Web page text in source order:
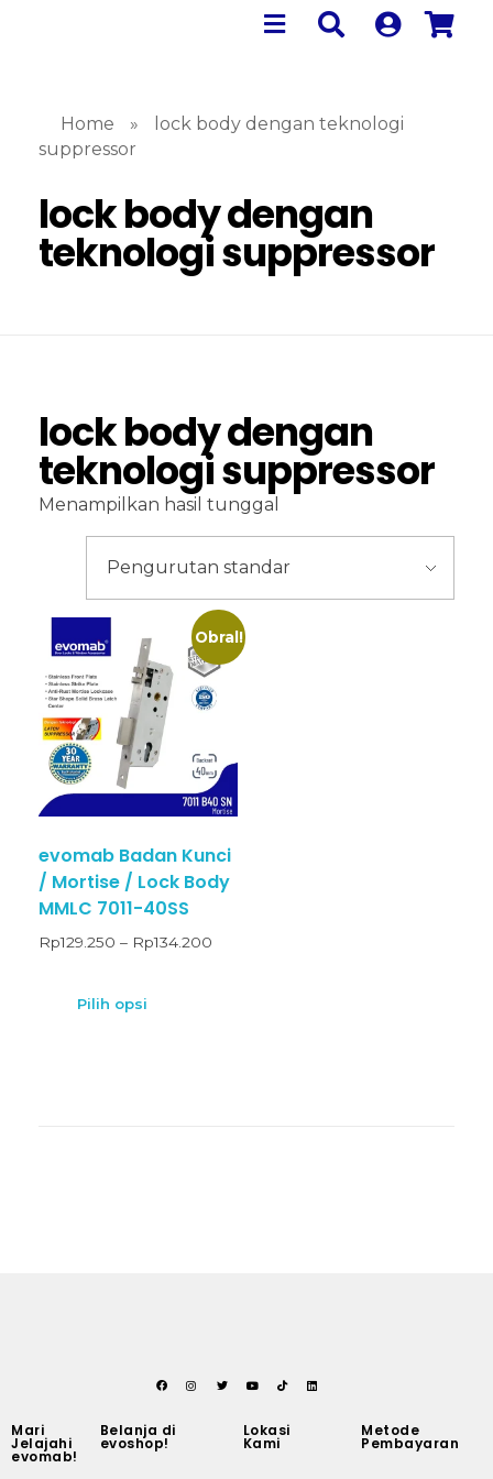
Home »
lock body dengan teknologi
suppressor
lock body dengan
teknologi suppressor
lock body dengan
teknologi suppressor
Menampilkan hasil tunggal
Obral!
evomab Badan Kunci
/ Mortise / Lock Body
MMLC 7011-40SS
Rp129.250 – Rp134.200
Pilih opsi
Mari
Jelajahi
evomab!
Belanja di
evoshop!
Lokasi
Kami
Metode
Pembayaran